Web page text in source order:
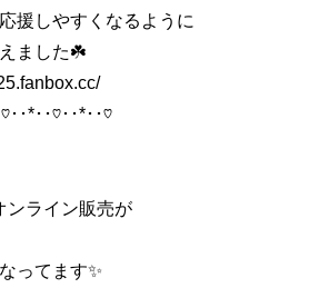
援しやすくなるように
ました☘️
･･*･･♡･･*･･♡
ンライン販売が
ってます✨